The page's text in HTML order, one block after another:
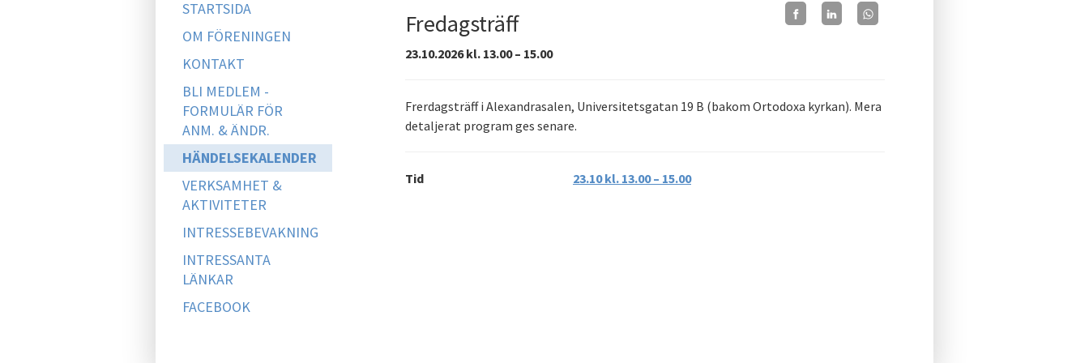
STARTSIDA
OM FÖRENINGEN
KONTAKT
BLI MEDLEM -
FORMULÄR FÖR
ANM. & ÄNDR.
HÄNDELSEKALENDER
VERKSAMHET &
AKTIVITETER
INTRESSEBEVAKNING
INTRESSANTA
LÄNKAR
FACEBOOK
Fredagsträff
23.10.2026 kl. 13.00 – 15.00
Frerdagsträff i Alexandrasalen, Universitetsgatan 19 B (bakom Ortodoxa kyrkan). Mera
detaljerat program ges senare.
Tid 23.10 kl. 13.00 – 15.00